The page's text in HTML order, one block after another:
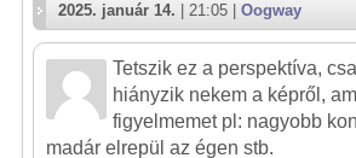
2025. január 14. | 21:05 | Oogway
Tetszik ez a perspektíva,
hiányzik nekem a képről,
figyelmemet pl: nagyobb
madár elrepül az égen stb.